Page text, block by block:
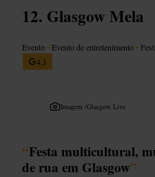
Glasgow Mela
Evento • Evento de entretenimento •
4,1
Imagem /Glasgow Live
“Festa multicultural,
de rua em Glasgow”